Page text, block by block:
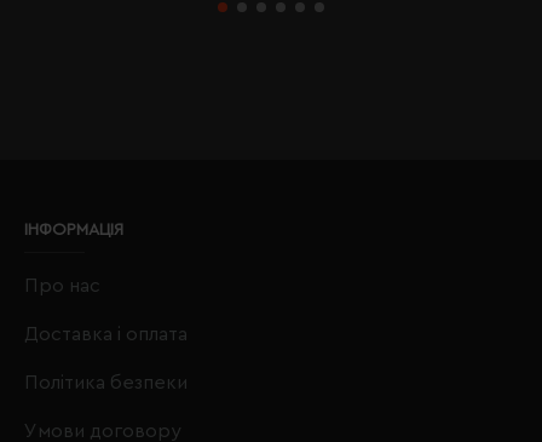
ІНФОРМАЦІЯ
Про нас
Доставка і оплата
Політика безпеки
Умови договору